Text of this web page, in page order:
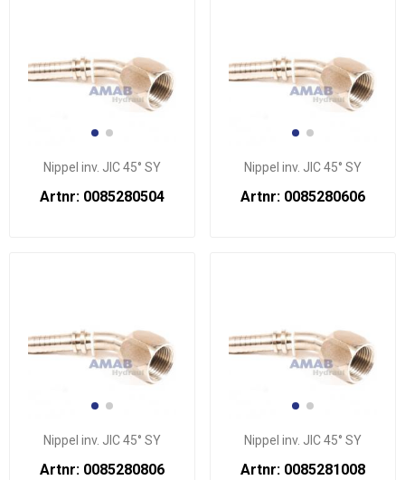
Nippel inv. JIC 45° SY
Artnr: 0085280504
Nippel inv. JIC 45° SY
Artnr: 0085280606
Nippel inv. JIC 45° SY
Artnr: 0085280806
Nippel inv. JIC 45° SY
Artnr: 0085281008